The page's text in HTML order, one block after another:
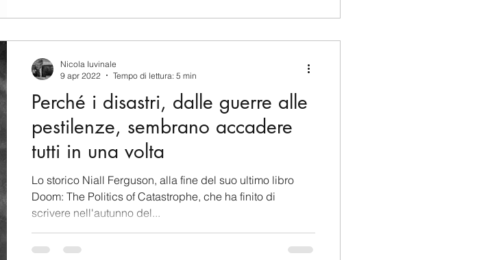
Perché i disastri, dalle guerre alle
pestilenze, sembrano accadere
tutti in una volta
Lo storico Niall Ferguson, alla fine del suo ultimo libro
Doom: The Politics of Catastrophe, che ha finito di
scrivere nell'autunno del...
Nicola Iuvinale
9 apr 2022
Tempo di lettura: 5 min